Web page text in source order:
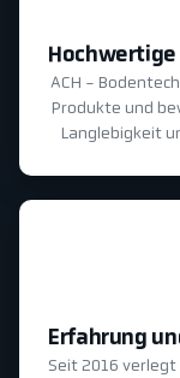
ACH -
Produkte und
Langlebigkeit
Erfahrung
Seit 2016